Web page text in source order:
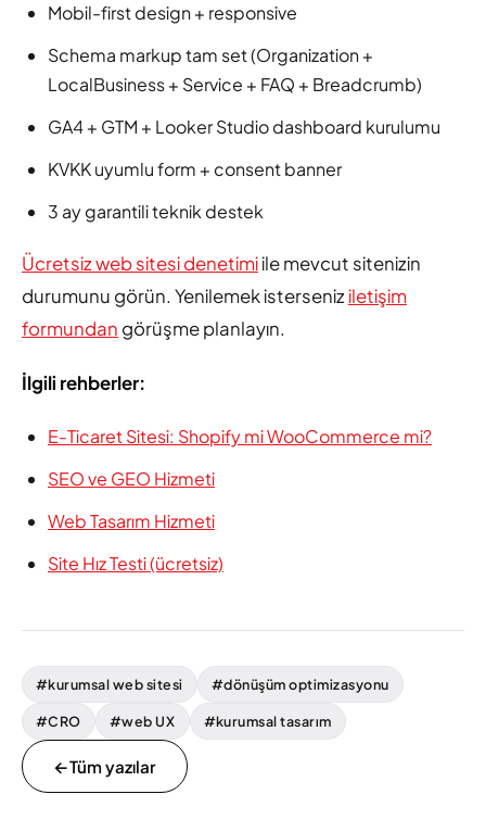
Mobil-first design + responsive
Schema markup tam set (Organization +
LocalBusiness + Service + FAQ + Breadcrumb)
GA4 + GTM + Looker Studio dashboard kurulumu
KVKK uyumlu form + consent banner
3 ay garantili teknik destek
Ücretsiz web sitesi denetimiile mevcut sitenizin
durumunu görün. Yenilemek isterseniziletişim
formundan görüşme planlayın.
İlgili rehberler:
E-Ticaret Sitesi: Shopify mi WooCommerce mi?
SEO ve GEO Hizmeti
Web Tasarım Hizmeti
Site Hız Testi (ücretsiz)
#kurumsal web sitesi #dönüşüm optimizasyonu
#CRO #web UX #kurumsal tasarım
←Tüm yazılar